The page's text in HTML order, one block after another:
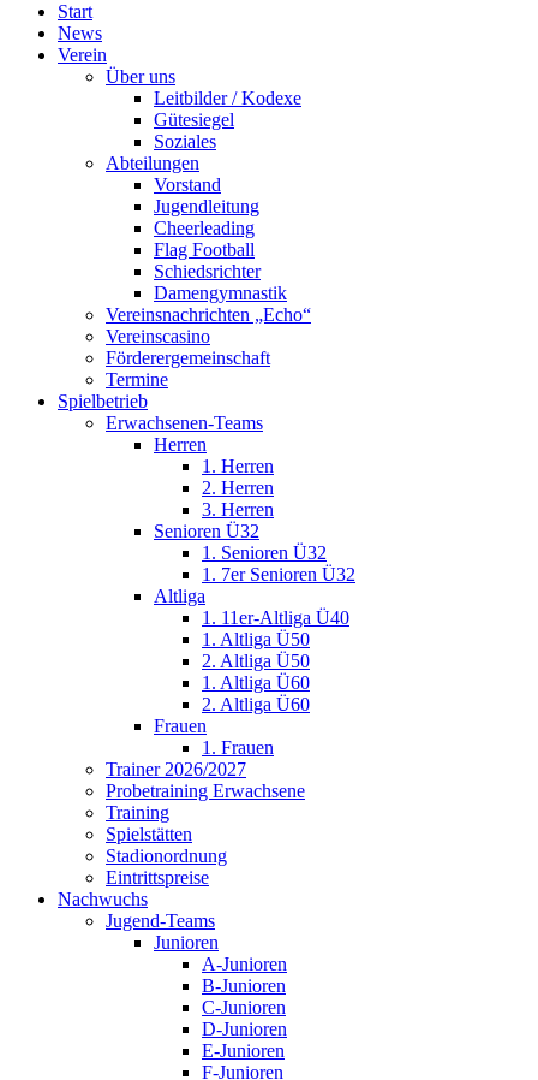
Start
News
Verein
Über uns
Leitbilder / Kodexe
Gütesiegel
Soziales
Abteilungen
Vorstand
Jugendleitung
Cheerleading
Flag Football
Schiedsrichter
Damengymnastik
Vereinsnachrichten „Echo“
Vereinscasino
Förderergemeinschaft
Termine
Spielbetrieb
Erwachsenen-Teams
Herren
1. Herren
2. Herren
3. Herren
Senioren Ü32
1. Senioren Ü32
1. 7er Senioren Ü32
Altliga
1. 11er-Altliga Ü40
1. Altliga Ü50
2. Altliga Ü50
1. Altliga Ü60
2. Altliga Ü60
Frauen
1. Frauen
Trainer 2026/2027
Probetraining Erwachsene
Training
Spielstätten
Stadionordnung
Eintrittspreise
Nachwuchs
Jugend-Teams
Junioren
A-Junioren
B-Junioren
C-Junioren
D-Junioren
E-Junioren
F-Junioren